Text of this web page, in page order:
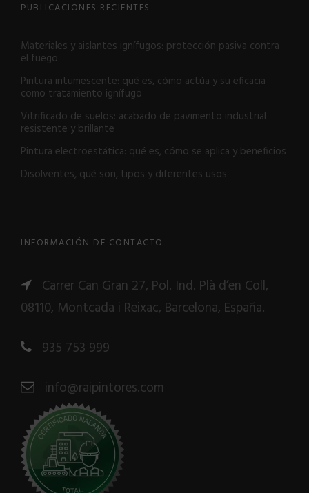
PUBLICACIONES RECIENTES
Materiales y aislantes ignífugos: protección pasiva contra
el fuego
Pintura intumescente: qué es, cómo actúa y su eficacia
como tratamiento ignífugo
Vitrificado de suelos: acabado de pavimento industrial
resistente y brillante
Pintura electroestática: qué es, cómo se aplica y beneficios
Disolventes, qué son, tipos y diferentes usos
INFORMACIÓN DE CONTACTO
Carrer Can Gran 27, Pol. Ind. Plà d’en Coll,
08110, Montcada i Reixac, Barcelona, España.
935 753 999
info@raipintores.com